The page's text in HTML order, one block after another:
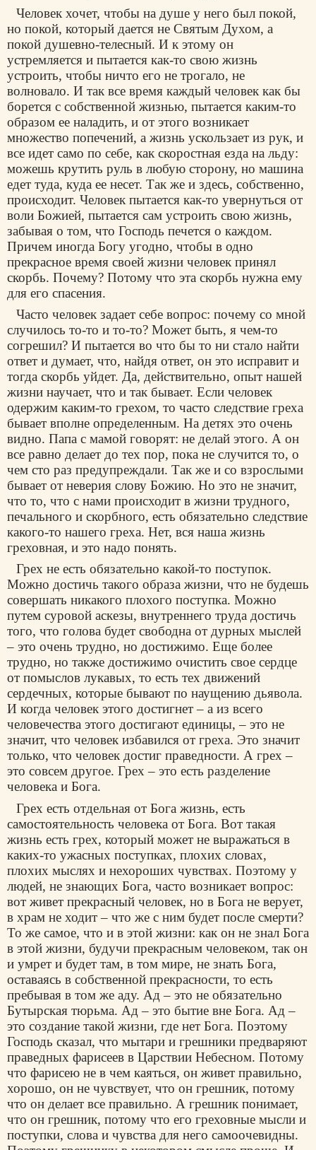
Человек хочет, чтобы на душе у него был покой,
но покой, который дается не Святым Духом, а
покой душевно-телесный. И к этому он
устремляется и пытается как-то свою жизнь
устроить, чтобы ничто его не трогало, не
волновало. И так все время каждый человек как бы
борется с собственной жизнью, пытается каким-то
образом ее наладить, и от этого возникает
множество попечений, а жизнь ускользает из рук, и
все идет само по себе, как скоростная езда на льду:
можешь крутить руль в любую сторону, но машина
едет туда, куда ее несет. Так же и здесь, собственно,
происходит. Человек пытается как-то увернуться от
воли Божией, пытается сам устроить свою жизнь,
забывая о том, что Господь печется о каждом.
Причем иногда Богу угодно, чтобы в одно
прекрасное время своей жизни человек принял
скорбь. Почему? Потому что эта скорбь нужна ему
для его спасения.
Часто человек задает себе вопрос: почему со мной
случилось то-то и то-то? Может быть, я чем-то
согрешил? И пытается во что бы то ни стало найти
ответ и думает, что, найдя ответ, он это исправит и
тогда скорбь уйдет. Да, действительно, опыт нашей
жизни научает, что и так бывает. Если человек
одержим каким-то грехом, то часто следствие греха
бывает вполне определенным. На детях это очень
видно. Папа с мамой говорят: не делай этого. А он
все равно делает до тех пор, пока не случится то, о
чем сто раз предупреждали. Так же и со взрослыми
бывает от неверия слову Божию. Но это не значит,
что то, что с нами происходит в жизни трудного,
печального и скорбного, есть обязательно следствие
какого-то нашего греха. Нет, вся наша жизнь
греховная, и это надо понять.
Грех не есть обязательно какой-то поступок.
Можно достичь такого образа жизни, что не будешь
совершать никакого плохого поступка. Можно
путем суровой аскезы, внутреннего труда достичь
того, что голова будет свободна от дурных мыслей
– это очень трудно, но достижимо. Еще более
трудно, но также достижимо очистить свое сердце
от помыслов лукавых, то есть тех движений
сердечных, которые бывают по наущению дьявола.
И когда человек этого достигнет – а из всего
человечества этого достигают единицы, – это не
значит, что человек избавился от греха. Это значит
только, что человек достиг праведности. А грех –
это совсем другое. Грех – это есть разделение
человека и Бога.
Грех есть отдельная от Бога жизнь, есть
самостоятельность человека от Бога. Вот такая
жизнь есть грех, который может не выражаться в
каких-то ужасных поступках, плохих словах,
плохих мыслях и нехороших чувствах. Поэтому у
людей, не знающих Бога, часто возникает вопрос:
вот живет прекрасный человек, но в Бога не верует,
в храм не ходит – что же с ним будет после смерти?
То же самое, что и в этой жизни: как он не знал Бога
в этой жизни, будучи прекрасным человеком, так он
и умрет и будет там, в том мире, не знать Бога,
оставаясь в собственной прекрасности, то есть
пребывая в том же аду. Ад – это не обязательно
Бутырская тюрьма. Ад – это бытие вне Бога. Ад –
это создание такой жизни, где нет Бога. Поэтому
Господь сказал, что мытари и грешники предваряют
праведных фарисеев в Царствии Небесном. Потому
что фарисею не в чем каяться, он живет правильно,
хорошо, он не чувствует, что он грешник, потому
что он делает все правильно. А грешник понимает,
что он грешник, потому что его греховные мысли и
поступки, слова и чувства для него самоочевидны.